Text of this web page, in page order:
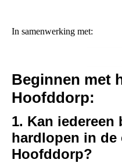
In samenwerking met:
Beginnen met
Hoofddorp:
1. Kan iedereen
hardlopen in de
Hoofddorp?